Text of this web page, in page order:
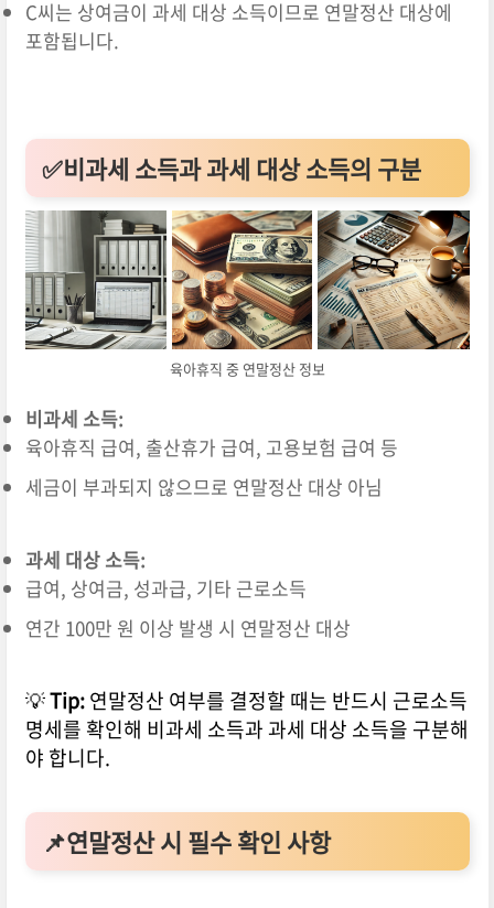
C씨는 상여금이 과세 대상 소득이므로 연말정산 대상에
포함됩니다.
✅비과세 소득과 과세 대상 소득의 구분
육아휴직 중 연말정산 정보
비과세 소득:
육아휴직 급여, 출산휴가 급여, 고용보험 급여 등
세금이 부과되지 않으므로 연말정산 대상 아님
과세 대상 소득:
급여, 상여금, 성과급, 기타 근로소득
연간 100만 원 이상 발생 시 연말정산 대상
💡Tip:연말정산 여부를 결정할 때는 반드시 근로소득
명세를 확인해 비과세 소득과 과세 대상 소득을 구분해
야 합니다.
📌연말정산 시 필수 확인 사항